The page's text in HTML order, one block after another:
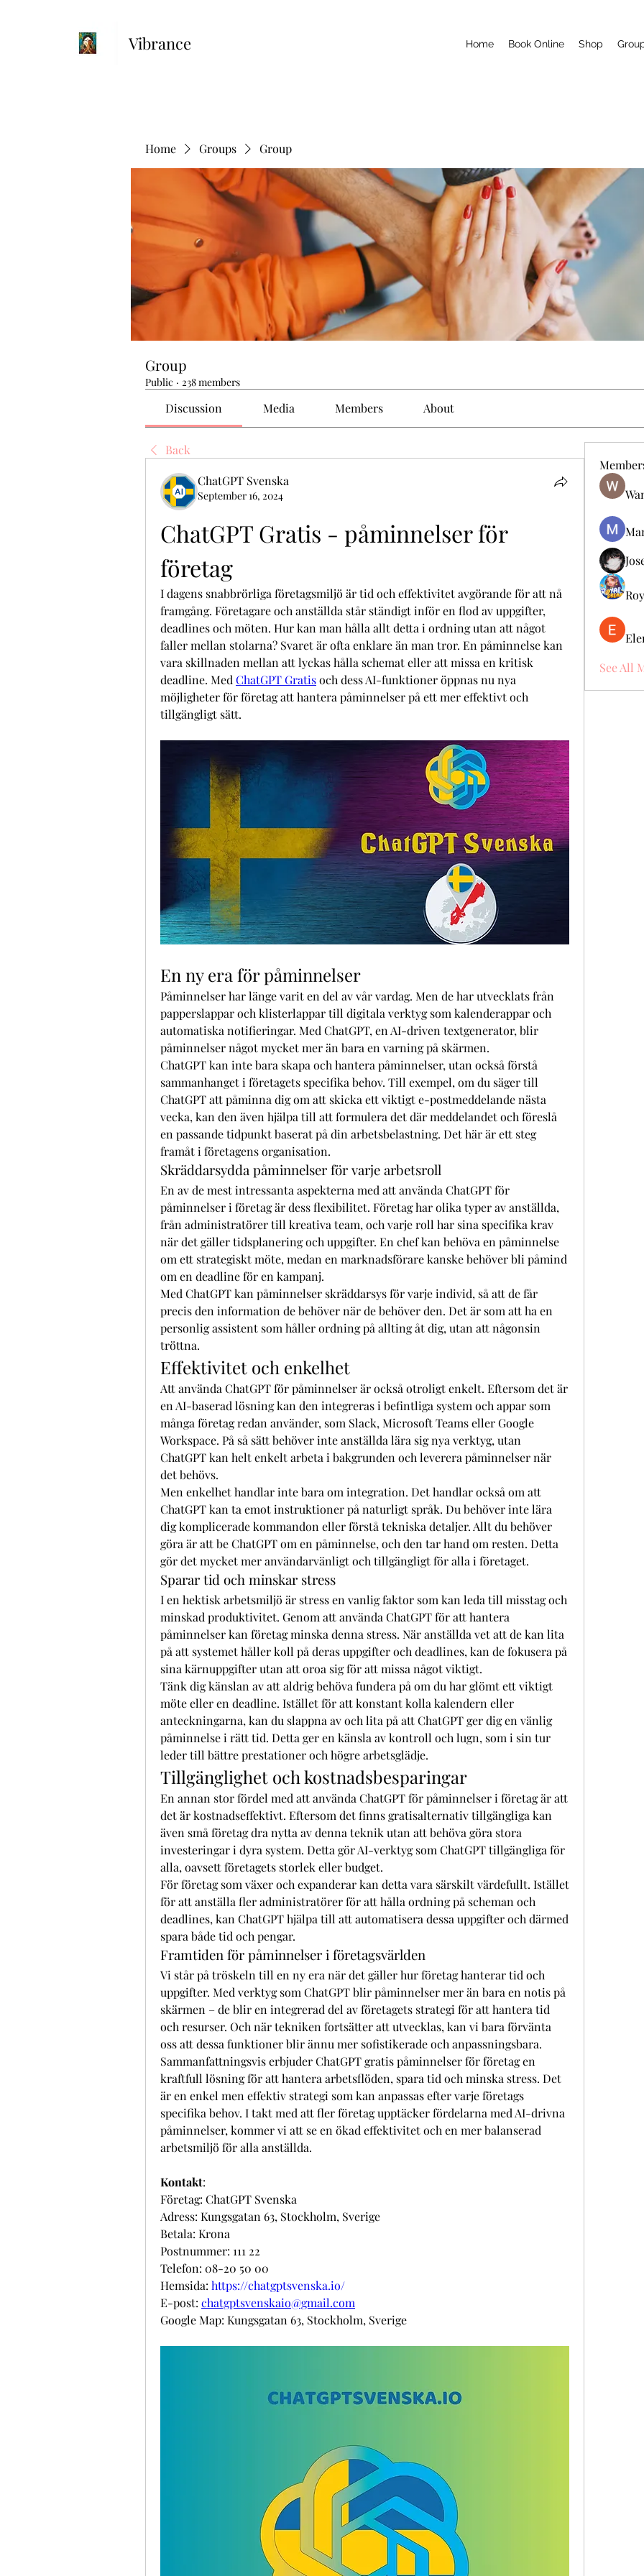
Vibrance Home Book Online Shop
Home Groups Group
Group
Public · 238 members
Discussion Media Members About
Back
ChatGPT Svenska
September 16, 2024
ChatGPT Gratis - påminnelser för
företag
I dagens snabbrörliga företagsmiljö är tid och effektivitet avgörande för att nå
framgång. Företagare och anställda står ständigt inför en flod av uppgifter,
deadlines och möten. Hur kan man hålla allt detta i ordning utan att något
faller mellan stolarna? Svaret är ofta enklare än man tror. En påminnelse kan
vara skillnaden mellan att lyckas hålla schemat eller att missa en kritisk
deadline. Med ChatGPT Gratis och dess AI-funktioner öppnas nu nya
möjligheter för företag att hantera påminnelser på ett mer effektivt och
tillgängligt sätt.
En ny era för påminnelser
Påminnelser har länge varit en del av vår vardag. Men de har utvecklats från
papperslappar och klisterlappar till digitala verktyg som kalenderappar och
automatiska notifieringar. Med ChatGPT, en AI-driven textgenerator, blir
påminnelser något mycket mer än bara en varning på skärmen.
ChatGPT kan inte bara skapa och hantera påminnelser, utan också förstå
sammanhanget i företagets specifika behov. Till exempel, om du säger till
ChatGPT att påminna dig om att skicka ett viktigt e-postmeddelande nästa
vecka, kan den även hjälpa till att formulera det där meddelandet och föreslå
en passande tidpunkt baserat på din arbetsbelastning. Det här är ett steg
framåt i företagens organisation.
Skräddarsydda påminnelser för varje arbetsroll
En av de mest intressanta aspekterna med att använda ChatGPT för
påminnelser i företag är dess flexibilitet. Företag har olika typer av anställda,
från administratörer till kreativa team, och varje roll har sina specifika krav
när det gäller tidsplanering och uppgifter. En chef kan behöva en påminnelse
om ett strategiskt möte, medan en marknadsförare kanske behöver bli påmind
om en deadline för en kampanj.
Med ChatGPT kan påminnelser skräddarsys för varje individ, så att de får
precis den information de behöver när de behöver den. Det är som att ha en
personlig assistent som håller ordning på allting åt dig, utan att någonsin
tröttna.
Effektivitet och enkelhet
Att använda ChatGPT för påminnelser är också otroligt enkelt. Eftersom det är
en AI-baserad lösning kan den integreras i befintliga system och appar som
många företag redan använder, som Slack, Microsoft Teams eller Google
Workspace. På så sätt behöver inte anställda lära sig nya verktyg, utan
ChatGPT kan helt enkelt arbeta i bakgrunden och leverera påminnelser när
det behövs.
Men enkelhet handlar inte bara om integration. Det handlar också om att
ChatGPT kan ta emot instruktioner på naturligt språk. Du behöver inte lära
dig komplicerade kommandon eller förstå tekniska detaljer. Allt du behöver
göra är att be ChatGPT om en påminnelse, och den tar hand om resten. Detta
gör det mycket mer användarvänligt och tillgängligt för alla i företaget.
Sparar tid och minskar stress
I en hektisk arbetsmiljö är stress en vanlig faktor som kan leda till misstag och
minskad produktivitet. Genom att använda ChatGPT för att hantera
påminnelser kan företag minska denna stress. När anställda vet att de kan lita
på att systemet håller koll på deras uppgifter och deadlines, kan de fokusera på
sina kärnuppgifter utan att oroa sig för att missa något viktigt.
Tänk dig känslan av att aldrig behöva fundera på om du har glömt ett viktigt
möte eller en deadline. Istället för att konstant kolla kalendern eller
anteckningarna, kan du slappna av och lita på att ChatGPT ger dig en vänlig
påminnelse i rätt tid. Detta ger en känsla av kontroll och lugn, som i sin tur
leder till bättre prestationer och högre arbetsglädje.
Tillgänglighet och kostnadsbesparingar
En annan stor fördel med att använda ChatGPT för påminnelser i företag är att
det är kostnadseffektivt. Eftersom det finns gratisalternativ tillgängliga kan
även små företag dra nytta av denna teknik utan att behöva göra stora
investeringar i dyra system. Detta gör AI-verktyg som ChatGPT tillgängliga för
alla, oavsett företagets storlek eller budget.
För företag som växer och expanderar kan detta vara särskilt värdefullt. Istället
för att anställa fler administratörer för att hålla ordning på scheman och
deadlines, kan ChatGPT hjälpa till att automatisera dessa uppgifter och därmed
spara både tid och pengar.
Framtiden för påminnelser i företagsvärlden
Vi står på tröskeln till en ny era när det gäller hur företag hanterar tid och
uppgifter. Med verktyg som ChatGPT blir påminnelser mer än bara en notis på
skärmen – de blir en integrerad del av företagets strategi för att hantera tid
och resurser. Och när tekniken fortsätter att utvecklas, kan vi bara förvänta
oss att dessa funktioner blir ännu mer sofistikerade och anpassningsbara.
Sammanfattningsvis erbjuder ChatGPT gratis påminnelser för företag en
kraftfull lösning för att hantera arbetsflöden, spara tid och minska stress. Det
är en enkel men effektiv strategi som kan anpassas efter varje företags
specifika behov. I takt med att fler företag upptäcker fördelarna med AI-drivna
påminnelser, kommer vi att se en ökad effektivitet och en mer balanserad
arbetsmiljö för alla anställda.
Kontakt:
Företag: ChatGPT Svenska
Adress: Kungsgatan 63, Stockholm, Sverige
Betala: Krona
Postnummer: 111 22
Telefon: 08-20 50 00
Hemsida: https://chatgptsvenska.io/
E-post: chatgptsvenskaio@gmail.com
Google Map: Kungsgatan 63, Stockholm, Sverige
See All